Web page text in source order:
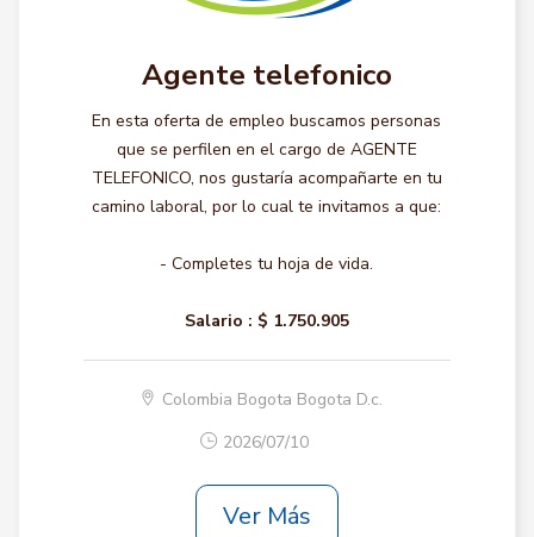
Agente telefonico
En esta oferta de empleo buscamos personas
que se perfilen en el cargo de AGENTE
TELEFONICO, nos gustaría acompañarte en tu
camino laboral, por lo cual te invitamos a que:
- Completes tu hoja de vida.
Salario : $ 1.750.905
Colombia Bogota Bogota D.c.
2026/07/10
Ver Más